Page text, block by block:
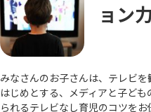
ョン
みなさんのお子さんは、テレビ
はじめとする、メディアと子ど
られるテレビなし育児のコツをお